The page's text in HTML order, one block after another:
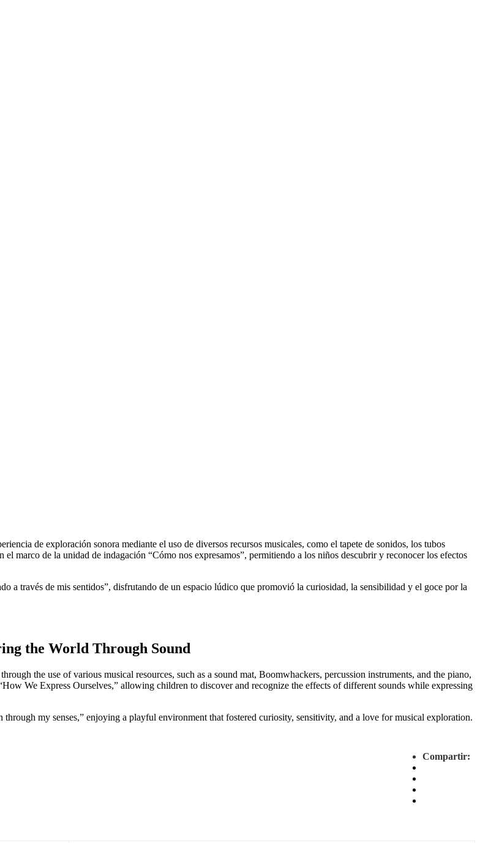
de exploración sonora mediante el uso de diversos recursos musicales, como el tapete de sonidos, los tubos
marco de la unidad de indagación “Cómo nos expresamos”, permitiendo a los niños descubrir y reconocer los efectos
a través de mis sentidos”, disfrutando de un espacio lúdico que promovió la curiosidad, la sensibilidad y el goce por la
the World Through Sound
the use of various musical resources, such as a sound mat, Boomwhackers, percussion instruments, and the piano,
We Express Ourselves,” allowing children to discover and recognize the effects of different sounds while expressing
my senses,” enjoying a playful environment that fostered curiosity, sensitivity, and a love for musical exploration.
Compartir: